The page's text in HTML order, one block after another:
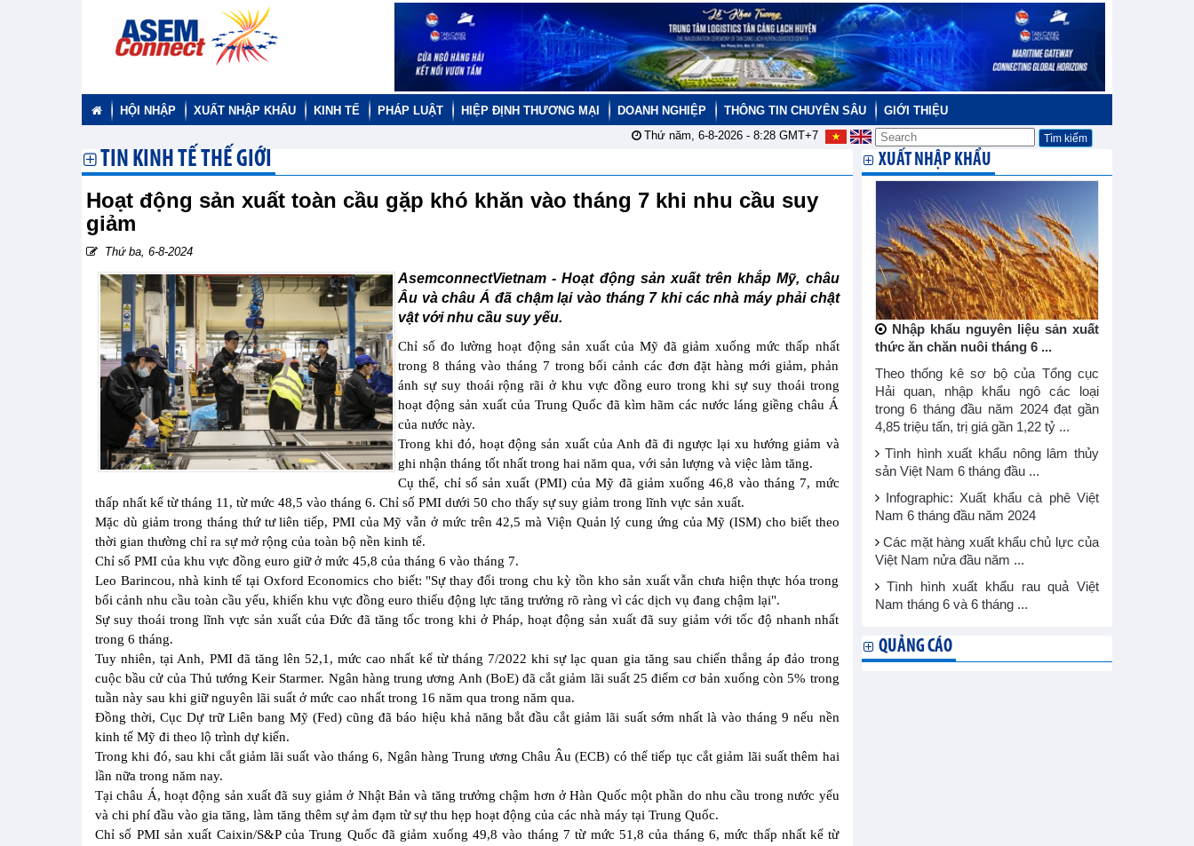
HỘI NHẬP XUẤT NHẬP KHẨU KINH TẾ PHÁP LUẬT HIỆP ĐỊNH THƯƠNG MẠI DOANH NGHIỆP THÔNG TIN CHUYÊN SÂU
GIỚI THIỆU
Thứ năm, 6-8-2026 - 8:28GMT+7
TIN KINH TẾ THẾ GIỚI
Hoạt động sản xuất toàn cầu gặp khó khăn vào tháng 7 khi nhu cầu suy
giảm
Thứ ba, 6-8-2024
AsemconnectVietnam -Hoạt động sản xuất trên khắp Mỹ, châu
Âu và châu Á đã chậm lại vào tháng 7 khi các nhà máy phải chật
vật với nhu cầu suy yếu.
Chỉ số đo lường hoạt động sản xuất của Mỹ đã giảm xuống mức thấp nhất
trong 8 tháng vào tháng 7 trong bối cảnh các đơn đặt hàng mới giảm, phản
ánh sự suy thoái rộng rãi ở khu vực đồng euro trong khi sự suy thoái trong
hoạt động sản xuất của Trung Quốc đã kìm hãm các nước láng giềng châu Á
của nước này.
Trong khi đó, hoạt động sản xuất của Anh đã đi ngược lại xu hướng giảm và
ghi nhận tháng tốt nhất trong hai năm qua, với sản lượng và việc làm tăng.
Cụ thể, chỉ số sản xuất (PMI) của Mỹ đã giảm xuống 46,8 vào tháng 7, mức
thấp nhất kể từ tháng 11, từ mức 48,5 vào tháng 6. Chỉ số PMI dưới 50 cho thấy sự suy giảm trong lĩnh vực sản xuất.
Mặc dù giảm trong tháng thứ tư liên tiếp, PMI của Mỹ vẫn ở mức trên 42,5 mà Viện Quản lý cung ứng của Mỹ (ISM) cho biết theo
thời gian thường chỉ ra sự mở rộng của toàn bộ nền kinh tế.
Chỉ số PMI của khu vực đồng euro giữ ở mức 45,8 của tháng 6 vào tháng 7.
Leo Barincou, nhà kinh tế tại Oxford Economics cho biết: "Sự thay đổi trong chu kỳ tồn kho sản xuất vẫn chưa hiện thực hóa trong
bối cảnh nhu cầu toàn cầu yếu, khiến khu vực đồng euro thiếu động lực tăng trưởng rõ ràng vì các dịch vụ đang chậm lại".
Sự suy thoái trong lĩnh vực sản xuất của Đức đã tăng tốc trong khi ở Pháp, hoạt động sản xuất đã suy giảm với tốc độ nhanh nhất
trong 6 tháng.
Tuy nhiên, tại Anh, PMI đã tăng lên 52,1, mức cao nhất kể từ tháng 7/2022 khi sự lạc quan gia tăng sau chiến thắng áp đảo trong
cuộc bầu cử của Thủ tướng Keir Starmer. Ngân hàng trung ương Anh (BoE) đã cắt giảm lãi suất 25 điểm cơ bản xuống còn 5% trong
tuần này sau khi giữ nguyên lãi suất ở mức cao nhất trong 16 năm qua trong năm qua.
Đồng thời, Cục Dự trữ Liên bang Mỹ (Fed) cũng đã báo hiệu khả năng bắt đầu cắt giảm lãi suất sớm nhất là vào tháng 9 nếu nền
kinh tế Mỹ đi theo lộ trình dự kiến.
Trong khi đó, sau khi cắt giảm lãi suất vào tháng 6, Ngân hàng Trung ương Châu Âu (ECB) có thể tiếp tục cắt giảm lãi suất thêm hai
lần nữa trong năm nay.
Tại châu Á, hoạt động sản xuất đã suy giảm ở Nhật Bản và tăng trưởng chậm hơn ở Hàn Quốc một phần do nhu cầu trong nước yếu
và chi phí đầu vào gia tăng, làm tăng thêm sự ảm đạm từ sự thu hẹp hoạt động của các nhà máy tại Trung Quốc.
Chỉ số PMI sản xuất Caixin/S&P của Trung Quốc đã giảm xuống 49,8 vào tháng 7 từ mức 51,8 của tháng 6, mức thấp nhất kể từ
XUẤT NHẬP KHẨU
Nhập khẩu nguyên liệu sản xuất
thức ăn chăn nuôi tháng 6 ...
Theo thống kê sơ bộ của Tổng cục
Hải quan, nhập khẩu ngô các loại
trong 6 tháng đầu năm 2024 đạt gần
4,85 triệu tấn, trị giá gần 1,22 tỷ ...
Tình hình xuất khẩu nông lâm thủy
sản Việt Nam 6 tháng đầu ...
Infographic: Xuất khẩu cà phê Việt
Nam 6 tháng đầu năm 2024
Các mặt hàng xuất khẩu chủ lực của
Việt Nam nửa đầu năm ...
Tình hình xuất khẩu rau quả Việt
Nam tháng 6 và 6 tháng ...
QUẢNG CÁO